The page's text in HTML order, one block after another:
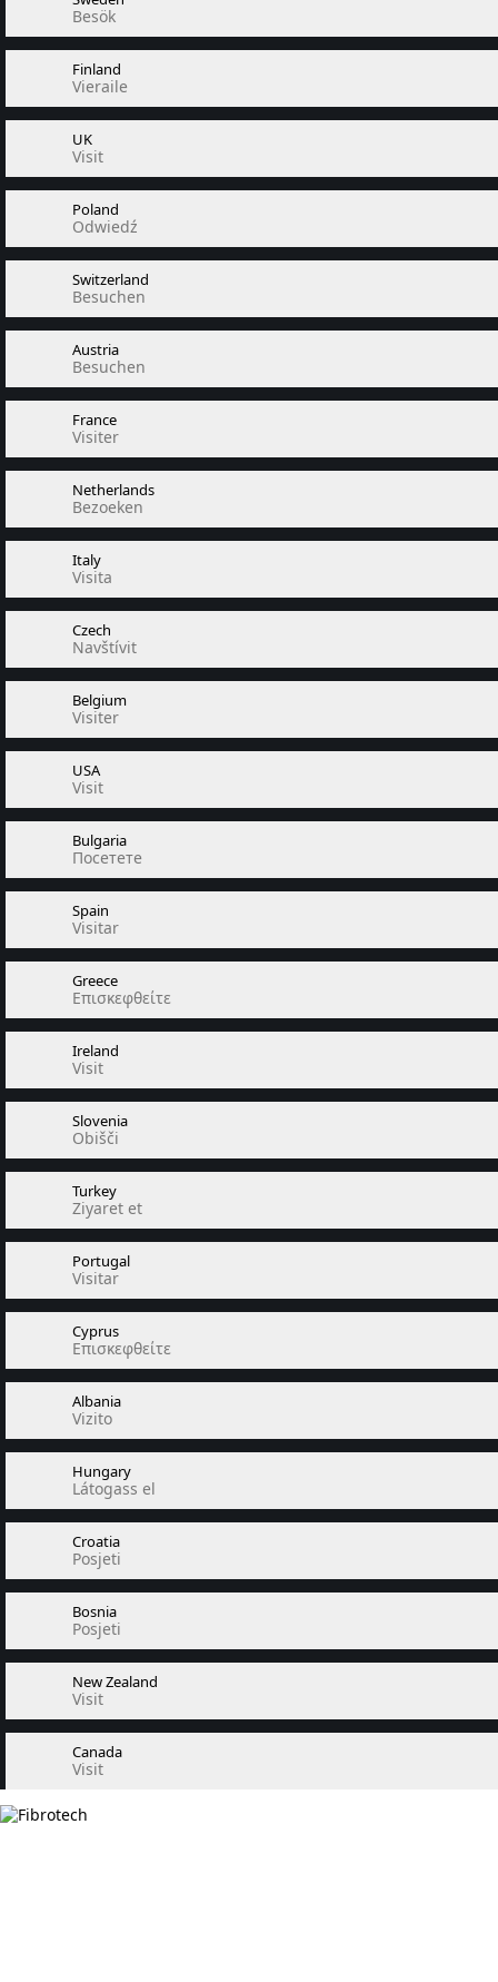
Besök
Finland
Vieraile
UK
Visit
Poland
Odwiedź
Switzerland
Besuchen
Austria
Besuchen
France
Visiter
Netherlands
Bezoeken
Italy
Visita
Czech
Navštívit
Belgium
Visiter
USA
Visit
Bulgaria
Посетете
Spain
Visitar
Greece
Επισκεφθείτε
Ireland
Visit
Slovenia
Obišči
Turkey
Ziyaret et
Portugal
Visitar
Cyprus
Επισκεφθείτε
Albania
Vizito
Hungary
Látogass el
Croatia
Posjeti
Bosnia
Posjeti
New Zealand
Visit
Canada
Visit